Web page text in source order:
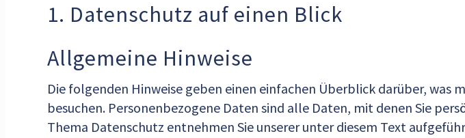
1. Datenschutz auf einen Blick
Allgemeine Hinweise
Die folgenden Hinweise geben einen einfachen Überblick darüber, was
besuchen. Personenbezogene Daten sind alle Daten, mit denen Sie
Thema Datenschutz entnehmen Sie unserer unter diesem Text